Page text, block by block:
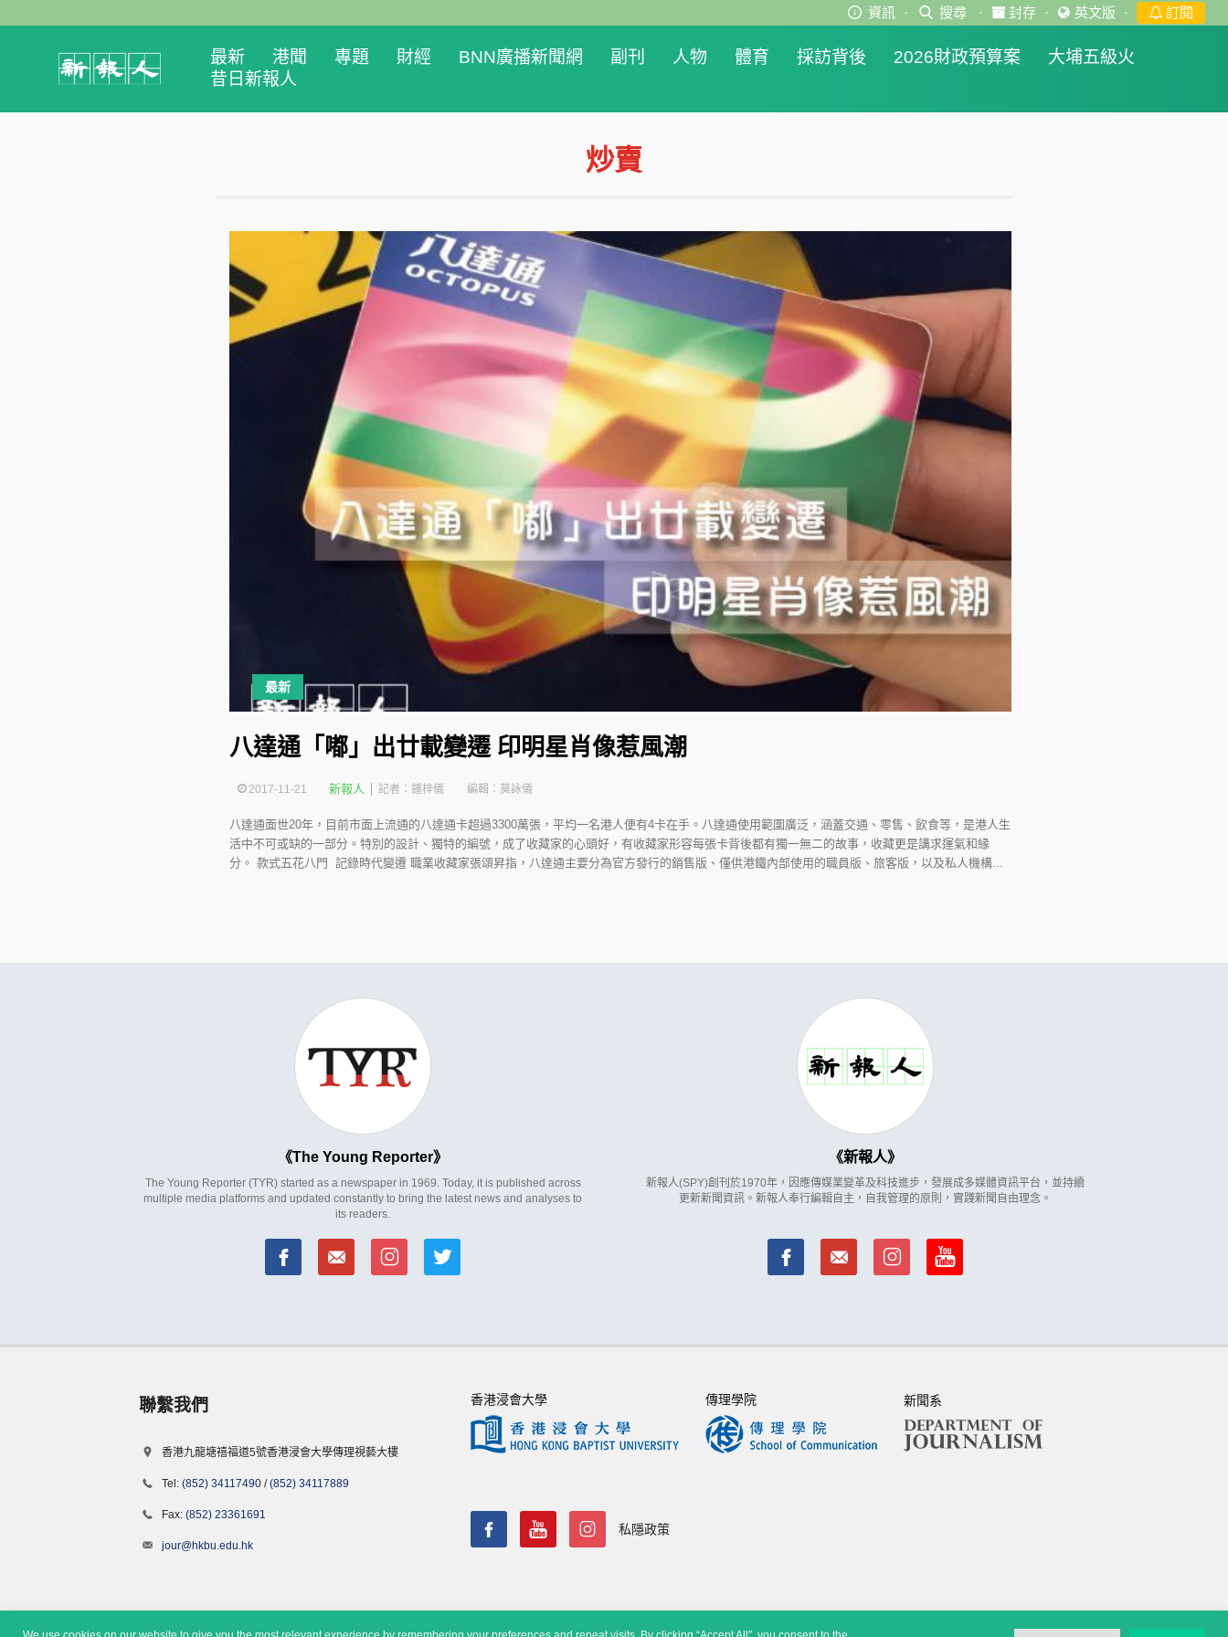
資訊 · 搜尋 · 封存 · 英文版 · 訂閱
最新 港聞 專題 財經 BNN廣播新聞網 副刊 人物 體育 採訪背後 2026財政預算案
大埔五級火
昔日新報人
炒賣
最新
八達通「嘟」出廿載變遷 印明星肖像惹風潮
2017-11-21 新報人 記者：鍾梓儀 編輯：莫詠儀
八達通面世20年，目前市面上流通的八達通卡超過3300萬張，平均一名港人便有4卡在手。八達通使用範圍廣泛，涵蓋交通、零售、飲食等，是港人生
活中不可或缺的一部分。特別的設計、獨特的編號，成了收藏家的心頭好，有收藏家形容每張卡背後都有獨一無二的故事，收藏更是講求運氣和緣
分。 款式五花八門 記錄時代變遷 職業收藏家張頌昇指，八達通主要分為官方發行的銷售版、僅供港鐵內部使用的職員版、旅客版，以及私人機構...
The Young Reporter
The Young Reporter (TYR) started as a newspaper in 1969. Today, it is published across
multiple media platforms and updated constantly to bring the latest news and analyses to
its readers.
新報人
新報人(SPY)創刊於1970年，因應傳媒業變革及科技進步，發展成多媒體資訊平台，並持續
更新新聞資訊。新報人奉行編輯自主，自我管理的原則，實踐新聞自由理念。
聯繫我們
香港九龍塘禧福道5號香港浸會大學傳理視藝大樓
Tel: (852) 34117490 /(852) 34117889
Fax: (852) 23361691
jour@hkbu.edu.hk
香港浸會大學 傳理學院 新聞系
私隱政策